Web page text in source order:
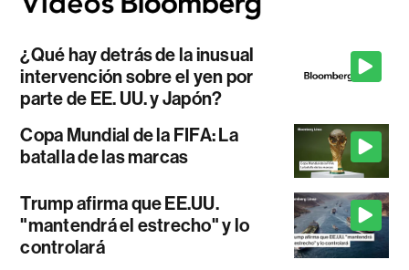
¿Qué hay detrás de la inusual
intervención sobre el yen por
parte de EE. UU. y Japón?
Copa Mundial de la FIFA: La
batalla de las marcas
Trump afirma que EE.UU.
"mantendrá el estrecho" y lo
controlará